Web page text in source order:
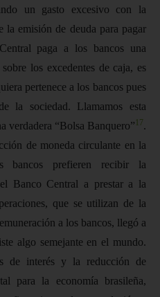
un gasto excesivo con la
la emisión de deuda para pagar
paga a los bancos una
los excedentes de caja, es
pertenece a los bancos pues
la sociedad. Llamamos esta
verdadera “Bolsa Banquero” 17.
de moneda circulante en la
bancos prefieren recibir la
Banco Central a prestar a la
que se utilizan de la
a los bancos, llegó a
algo semejante en el mundo.
de interés y la reducción de
para la economía brasileña,